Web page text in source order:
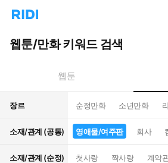
리
홈
으
턴
트
웹툰/만화 키워드 검색
웹툰
장르 순정만화 소년만화
소재/관계 (공통) 영애물/여주판 회사
소재/관계 (순정) 첫사랑 짝사랑 계약